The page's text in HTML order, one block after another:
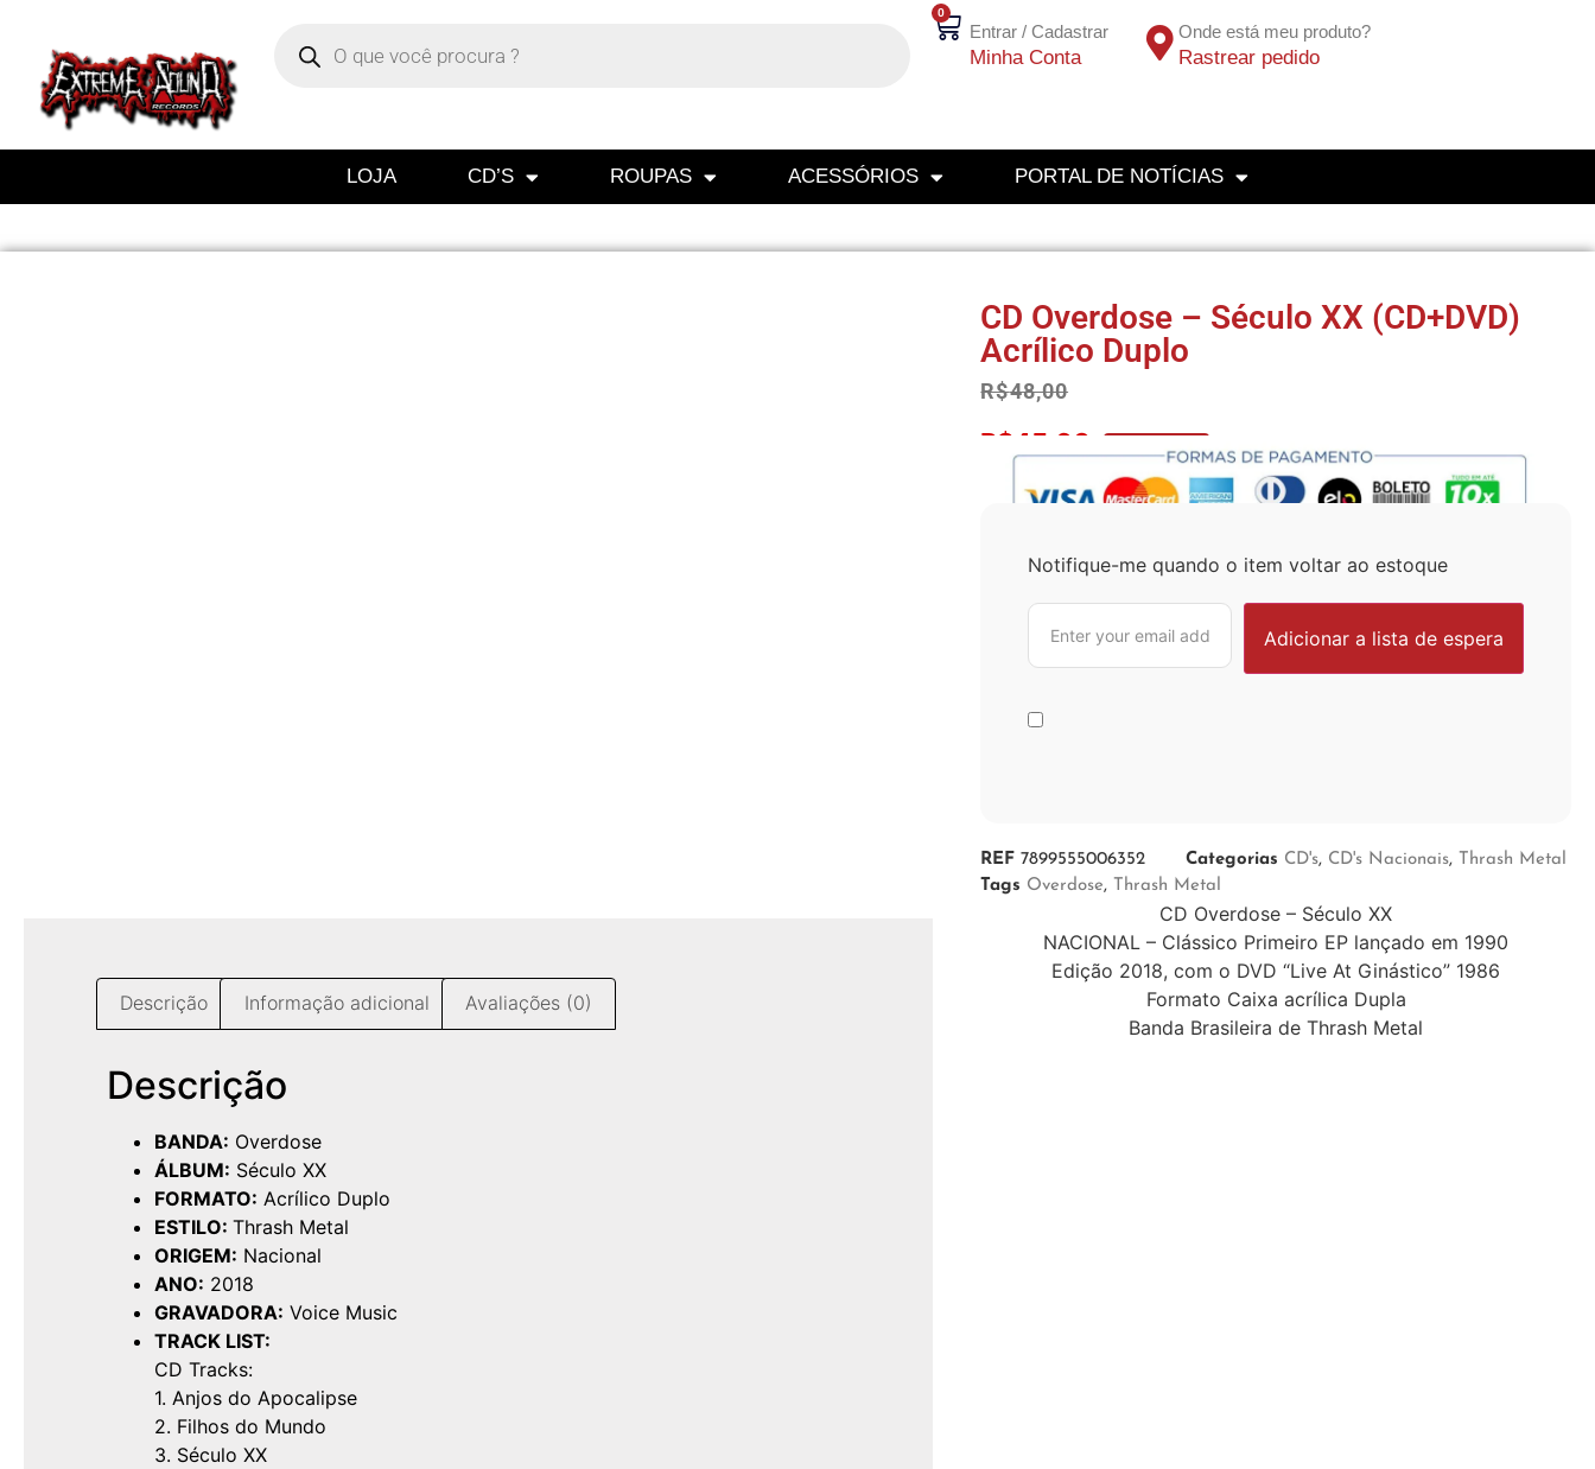
0
Entrar / Cadastrar
Minha Conta
Onde está meu produto?
Rastrear pedido
LOJA CD’S ROUPAS ACESSÓRIOS PORTAL DE NOTÍCIAS
Descrição Informação adicional Avaliações (0)
Descrição
BANDA: Overdose
ÁLBUM: Século XX
FORMATO: Acrílico Duplo
ESTILO: Thrash Metal
ORIGEM: Nacional
ANO: 2018
GRAVADORA: Voice Music
TRACK LIST:
CD Tracks:
1. Anjos do Apocalipse
2. Filhos do Mundo
3. Século XX
CD Overdose – Século XX (CD+DVD)
Acrílico Duplo
R$48,00
R$ 45,60
Notifique-me quando o item voltar ao estoque
REF7899555006352 Categorias CD's, CD's Nacionais,
Thrash Metal
Tags Overdose, Thrash Metal
CD Overdose – Século XX
NACIONAL – Clássico Primeiro EP lançado em 1990
Edição 2018, com o DVD “Live At Ginástico” 1986
Formato Caixa acrílica Dupla
Banda Brasileira de Thrash Metal